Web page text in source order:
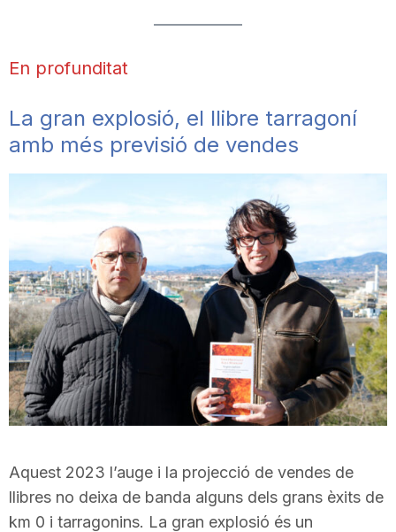
En profunditat
La gran explosió, el llibre tarragoní
amb més previsió de vendes
Aquest 2023 l’auge i la projecció de vendes de
llibres no deixa de banda alguns dels grans èxits de
km 0 i tarragonins. La gran explosió és un